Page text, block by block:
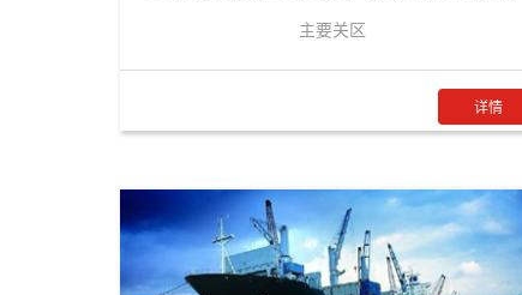
主要关区
详情